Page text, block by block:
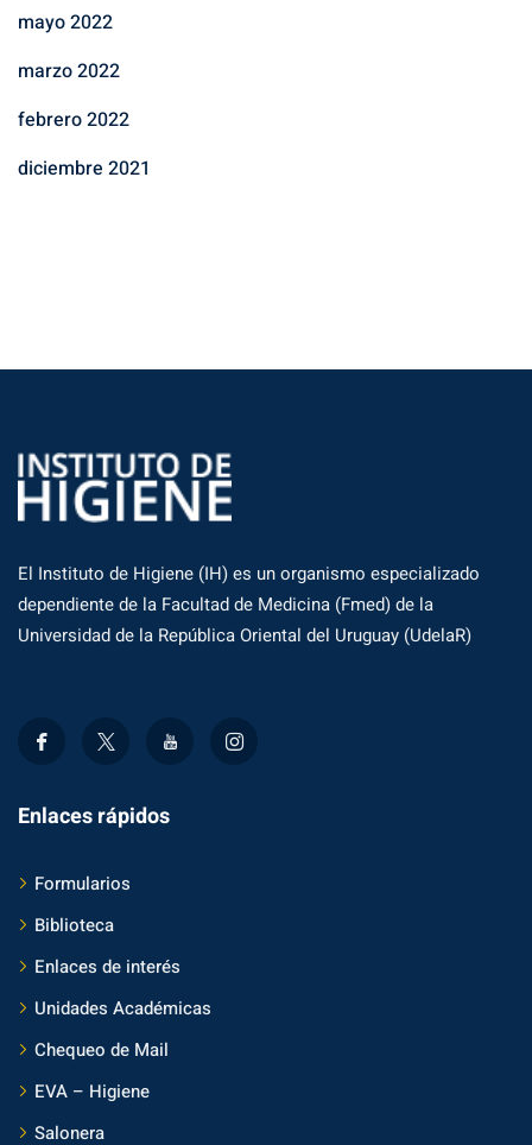
mayo 2022
marzo 2022
febrero 2022
diciembre 2021
El Instituto de Higiene (IH) es un organismo especializado
dependiente de la Facultad de Medicina (Fmed) de la
Universidad de la República Oriental del Uruguay (UdelaR)
Enlaces rápidos
Formularios
Biblioteca
Enlaces de interés
Unidades Académicas
Chequeo de Mail
EVA – Higiene
Salonera